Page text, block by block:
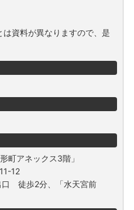
は資料が異なりますので、是
人形町アネックス3階」
12
口 徒歩2分、「水天宮前